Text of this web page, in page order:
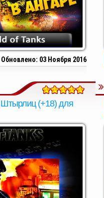
Обновлено: 03 Ноября 2016
Штырлиц (+18) для